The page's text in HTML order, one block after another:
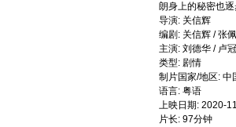
朗身上的秘密也
导演: 关信辉
编剧: 关信辉 / 张
主演: 刘德华 / 卢
类型: 剧情
制片国家/地区: 中
语言: 粤语
上映日期: 2020-
片长: 97分钟